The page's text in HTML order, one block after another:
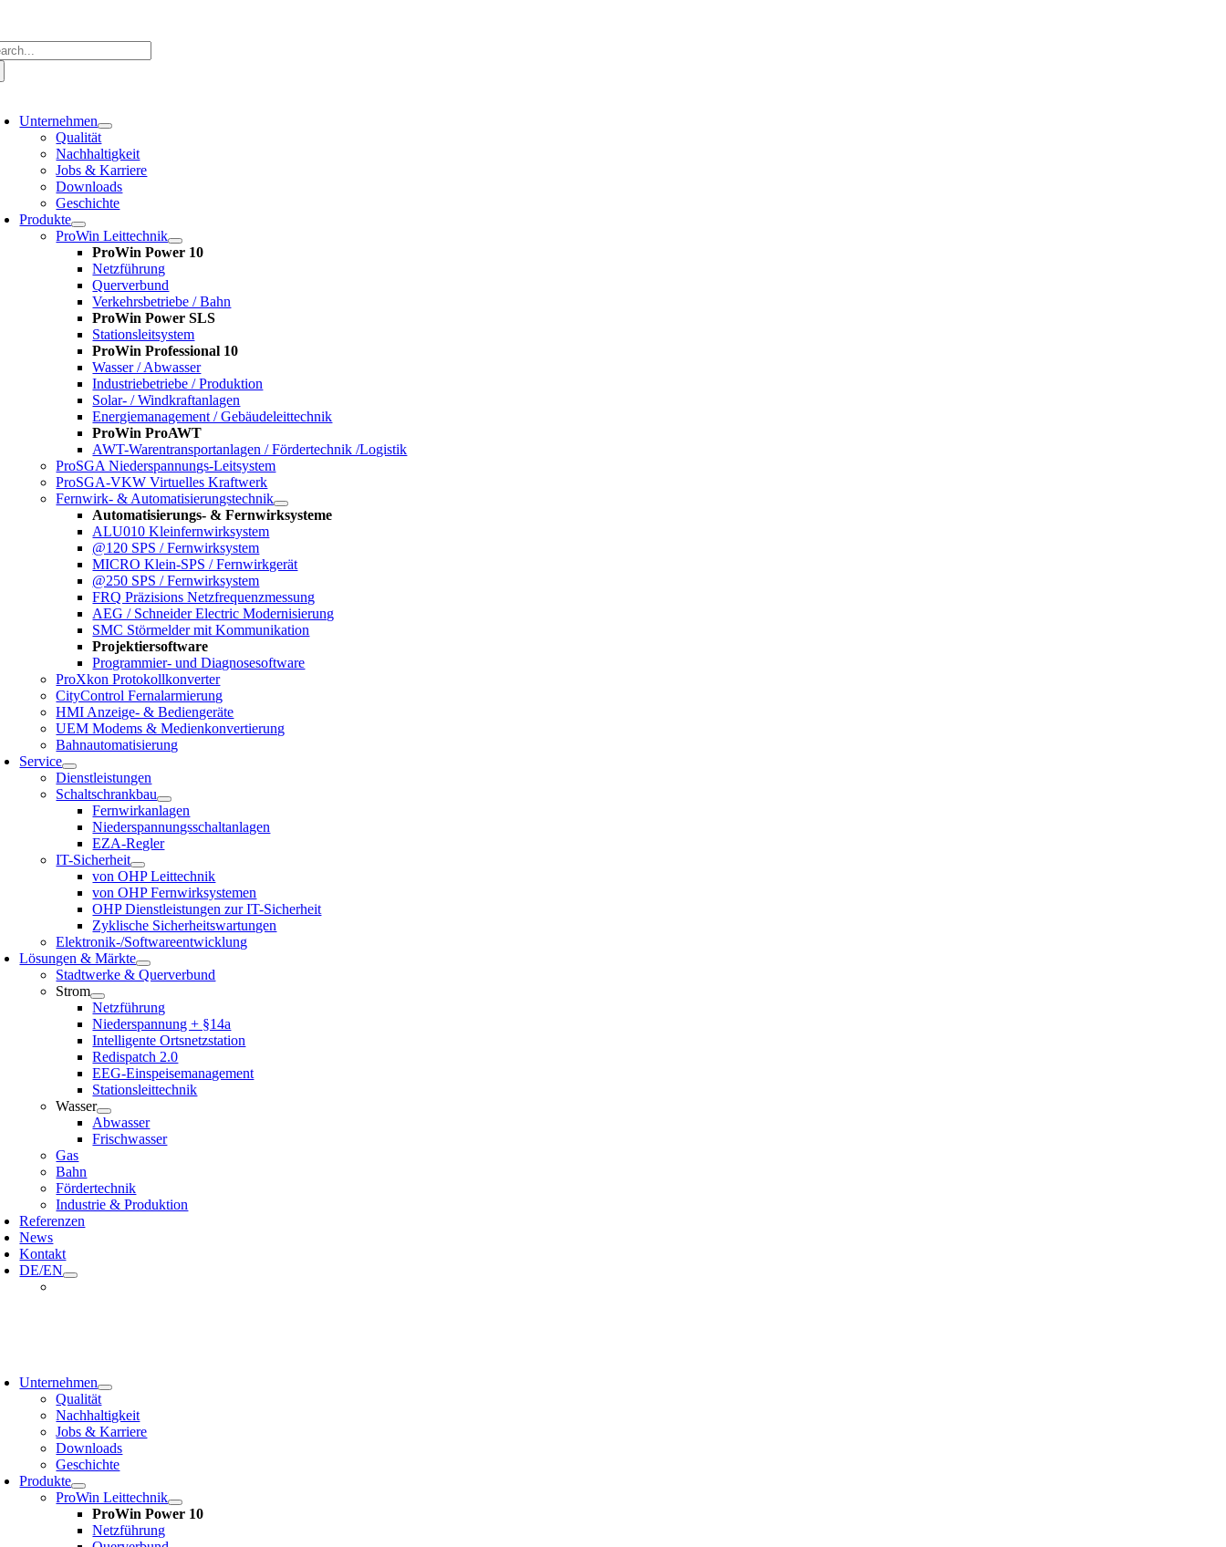
springen
Unternehmen
Qualität
Nachhaltigkeit
Jobs & Karriere
Downloads
Geschichte
Produkte
ProWin Leittechnik
ProWin Power 10
Netzführung
Querverbund
Verkehrsbetriebe / Bahn
ProWin Power SLS
Stationsleitsystem
ProWin Professional 10
Wasser / Abwasser
Industriebetriebe / Produktion
Solar- / Windkraftanlagen
Energiemanagement / Gebäudeleittechnik
ProWin ProAWT
AWT-Warentransportanlagen / Fördertechnik /Logistik
ProSGA Niederspannungs-Leitsystem
ProSGA-VKW Virtuelles Kraftwerk
Fernwirk- & Automatisierungstechnik
Automatisierungs- & Fernwirksysteme
ALU010 Kleinfernwirksystem
@120 SPS / Fernwirksystem
MICRO Klein-SPS / Fernwirkgerät
@250 SPS / Fernwirksystem
FRQ Präzisions Netzfrequenzmessung
AEG / Schneider Electric Modernisierung
SMC Störmelder mit Kommunikation
Projektiersoftware
Programmier- und Diagnosesoftware
ProXkon Protokollkonverter
CityControl Fernalarmierung
HMI Anzeige- & Bediengeräte
UEM Modems & Medienkonvertierung
Bahnautomatisierung
Service
Dienstleistungen
Schaltschrankbau
Fernwirkanlagen
Niederspannungsschaltanlagen
EZA-Regler
IT-Sicherheit
von OHP Leittechnik
von OHP Fernwirksystemen
OHP Dienstleistungen zur IT-Sicherheit
Zyklische Sicherheitswartungen
Elektronik-/Softwareentwicklung
Lösungen & Märkte
Stadtwerke & Querverbund
Strom
Netzführung
Niederspannung + §14a
Intelligente Ortsnetzstation
Redispatch 2.0
EEG-Einspeisemanagement
Stationsleittechnik
Wasser
Abwasser
Frischwasser
Gas
Bahn
Fördertechnik
Industrie & Produktion
Referenzen
News
Kontakt
DE/EN
Unternehmen
Qualität
Nachhaltigkeit
Jobs & Karriere
Downloads
Geschichte
Produkte
ProWin Leittechnik
ProWin Power 10
Netzführung